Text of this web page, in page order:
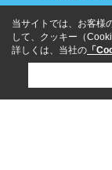
当サイトでは、お客様
して、クッキー（
詳しくは、当社の 「